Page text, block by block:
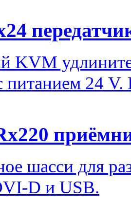
KVM
24 V.
шасси для
D и USB.